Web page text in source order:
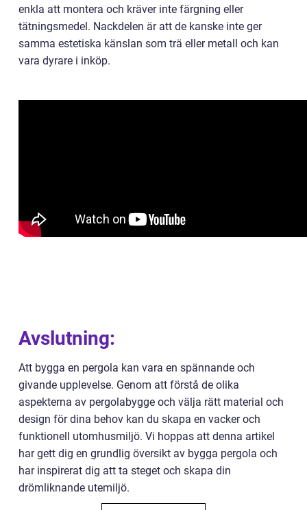
enkla att montera och kräver inte färgning eller
tätningsmedel. Nackdelen är att de kanske inte ger
samma estetiska känslan som trä eller metall och kan
vara dyrare i inköp.
Avslutning:
Att bygga en pergola kan vara en spännande och
givande upplevelse. Genom att förstå de olika
aspekterna av pergolabygge och välja rätt material och
design för dina behov kan du skapa en vacker och
funktionell utomhusmiljö. Vi hoppas att denna artikel
har gett dig en grundlig översikt av bygga pergola och
har inspirerat dig att ta steget och skapa din
drömliknande utemiljö.